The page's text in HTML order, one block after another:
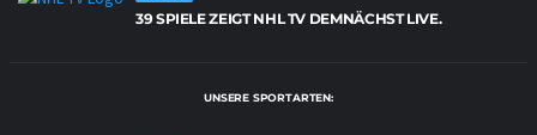
39 SPIELE ZEIGT NHL TV DEMNÄCHST LIVE.
UNSERE SPORTARTEN: